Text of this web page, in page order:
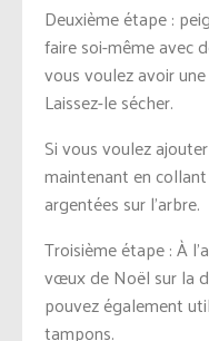
Deuxième étape :
faire soi-même avec
vous voulez avoir
Laissez-le sécher.
Si vous voulez
maintenant en
argentées sur l’arbre.
Troisième étape : À
vœux de Noël sur la
pouvez également
tampons.